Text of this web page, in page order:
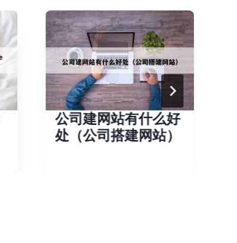
公司建网站有什么好
处（公司搭建网站）